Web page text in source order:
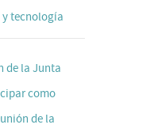
tecnología
de la Junta
como
de la